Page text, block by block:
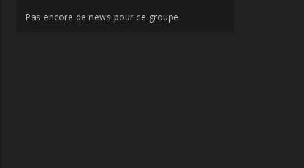
Pas encore de news pour ce groupe.